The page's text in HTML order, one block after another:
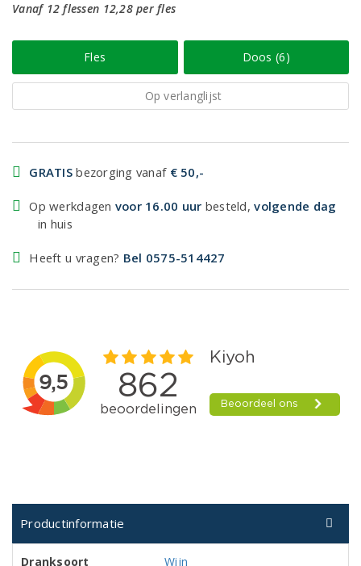
Vanaf 12 flessen 12,28 per fles
Fles Doos (6)
Op verlanglijst
GRATIS bezorging vanaf € 50,-
Op werkdagen voor 16.00 uur besteld,volgende dag
in huis
Heeft u vragen? Bel 0575-514427
Productinformatie
Dranksoort
Wijn